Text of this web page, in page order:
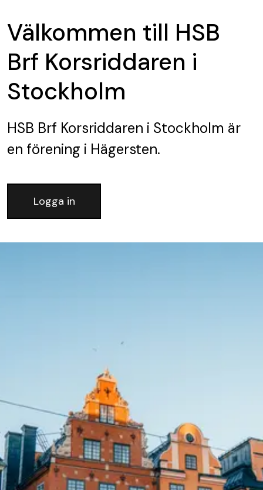
Välkommen till HSB
Brf Korsriddaren i
Stockholm
HSB Brf Korsriddaren i Stockholm är
en förening i Hägersten.
Logga in